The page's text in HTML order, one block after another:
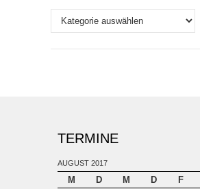
Themen
TERMINE
AUGUST 2017
M D M D F